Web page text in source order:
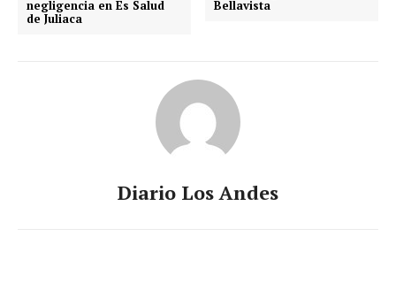
negligencia en Es Salud
de Juliaca
Bellavista
Diario Los Andes